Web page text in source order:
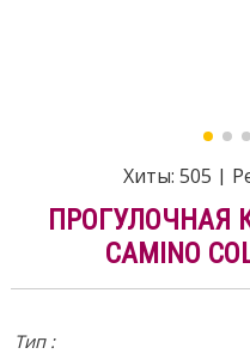
Хиты: 505 |
ПРОГУЛОЧНАЯ
CAMINO
Тип :